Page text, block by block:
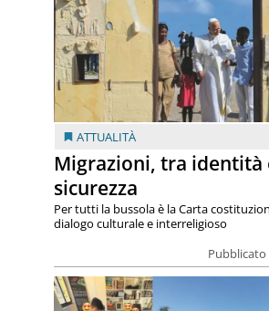
ATTUALITÀ
Migrazioni, tra identità
sicurezza
Pubblicato
Per tutti la bussola è la Carta
dialogo culturale e interreligioso